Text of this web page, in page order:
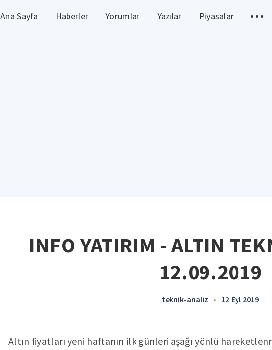
Ana Sayfa Haberler Yorumlar Yazılar Piyasalar
INFO YATIRIM - ALTIN
12.09.2019
teknik-analiz • 12 Eyl 2019
Altın fiyatları yeni haftanın ilk günleri aşağı yönlü